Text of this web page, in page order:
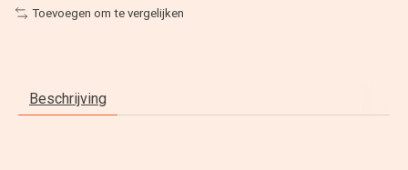
Toevoegen om te vergelijken
Beschrijving